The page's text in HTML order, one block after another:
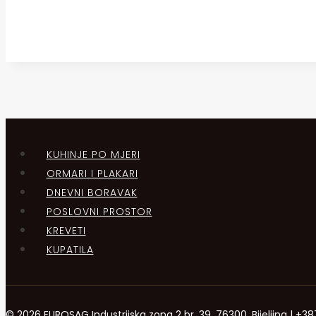
KUHINJE PO MJERI
ORMARI I PLAKARI
DNEVNI BORAVAK
POSLOVNI PROSTOR
KREVETI
KUPATILA